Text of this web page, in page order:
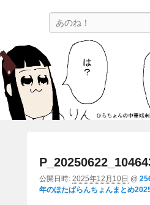
ひらちょんの中
ほたがページ上部にある検索バ
公開日時: 2025年12月10日 @
年のほたぱらんちょんまとめ